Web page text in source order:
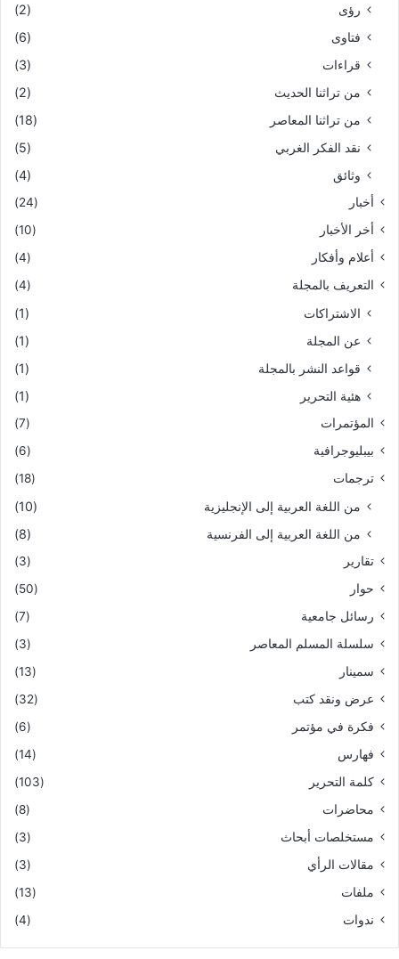
رؤى
(2)
فتاوى
(6)
قراءات
(3)
من تراثنا الحديث
(2)
من تراثنا المعاصر
(18)
نقد الفكر الغربي
(5)
وثائق
(4)
أخبار
(24)
أخر الأخبار
(10)
أعلام وأفكار
(4)
التعريف بالمجلة
(4)
الاشتراكات
(1)
عن المجلة
(1)
قواعد النشر بالمجلة
(1)
هئية التحرير
(1)
المؤتمرات
(7)
بيبليوجرافية
(6)
ترجمات
(18)
من اللغة العربية إلى الإنجليزية
(10)
من اللغة العربية إلى الفرنسية
(8)
تقارير
(3)
حوار
(50)
رسائل جامعية
(7)
سلسلة المسلم المعاصر
(3)
سمينار
(13)
عرض ونقد كتب
(32)
فكرة في مؤتمر
(6)
فهارس
(14)
كلمة التحرير
(103)
محاضرات
(8)
مستخلصات أبحاث
(3)
مقالات الرأي
(3)
ملفات
(13)
ندوات
(4)